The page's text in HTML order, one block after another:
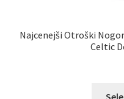
Najcenejši Otroški
Celtic